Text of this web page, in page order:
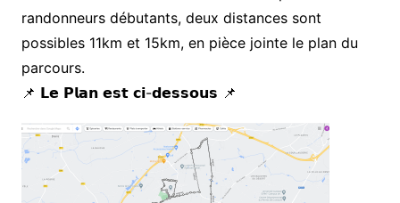
randonneurs débutants, deux distances sont
possibles 11km et 15km, en pièce jointe le plan du
parcours.
📌 𝗟𝗲 𝗣𝗹𝗮𝗻 𝗲𝘀𝘁 𝗰𝗶-𝗱𝗲𝘀𝘀𝗼𝘂𝘀 📌